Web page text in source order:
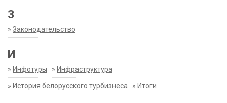
З
» Законодательство
И
» Инфотуры » Инфраструктура
» История белорусского турбизнеса » Итоги